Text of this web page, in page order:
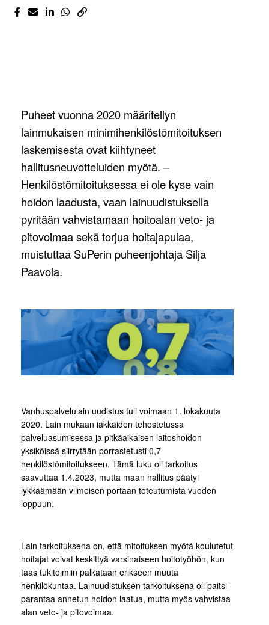
Puheet vuonna 2020 määritellyn
lainmukaisen minimihenkilöstömitoituksen
laskemisesta ovat kiihtyneet
hallitusneuvotteluiden myötä. –
Henkilöstömitoituksessa ei ole kyse vain
hoidon laadusta, vaan lainuudistuksella
pyritään vahvistamaan hoitoalan veto- ja
pitovoimaa sekä torjua hoitajapulaa,
muistuttaa SuPerin puheenjohtaja Silja
Paavola.
Vanhuspalvelulain uudistus tuli voimaan 1. lokakuuta
2020. Lain mukaan iäkkäiden tehostetussa
palveluasumisessa ja pitkäaikaisen laitoshoidon
yksiköissä siirrytään porrastetusti 0,7
henkilöstömitoitukseen. Tämä luku oli tarkoitus
saavuttaa 1.4.2023, mutta maan hallitus päätyi
lykkäämään viimeisen portaan toteutumista vuoden
loppuun.
Lain tarkoituksena on, että mitoituksen myötä koulutetut
hoitajat voivat keskittyä varsinaiseen hoitotyöhön, kun
taas tukitoimiin palkataan erikseen muuta
henkilökuntaa. Lainuudistuksen tarkoituksena oli paitsi
parantaa annetun hoidon laatua, mutta myös vahvistaa
alan veto- ja pitovoimaa.